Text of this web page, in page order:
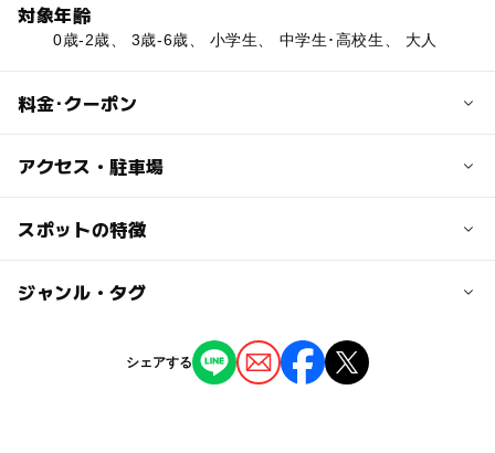
対象年齢
0歳-2歳、 3歳-6歳、 小学生、 中学生･高校生、 大人
料金･クーポン
子供の料金
アクセス・駐車場
交通アクセス
スポットの特徴
駐車場あり ー
ー 託児所
ジャンル・タグ
シェアする